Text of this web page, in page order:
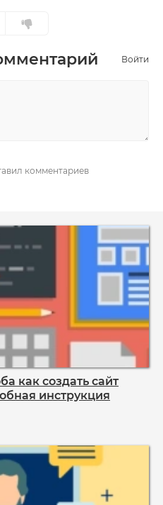
Войти
комментариев
как создать сайт
инструкция